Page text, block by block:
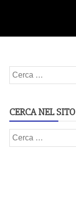
Ricerca
per:
CERCA NEL SITO
Ricerca
per: